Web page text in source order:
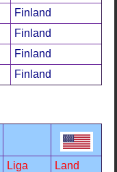
Finland
Finland
Finland
Finland
Liga Land